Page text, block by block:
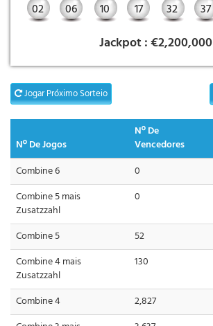
02 06 10 17 32 37
Jackpot :€2,200,000
Jogar Próximo Sorteio
Nº De Jogos
Nº De
Vencedores
Combine 6
0
Combine 5 mais
Zusatzzahl
0
Combine 5 52
Combine 4 mais
Zusatzzahl
130
Combine 4 2,827